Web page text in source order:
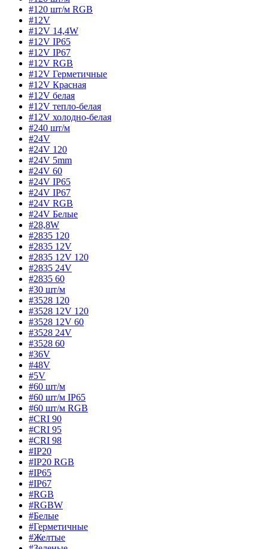
#120 шт/м RGB
#12V
#12V 14,4W
#12V IP65
#12V IP67
#12V RGB
#12V Герметичные
#12V Красная
#12V белая
#12V тепло-белая
#12V холодно-белая
#240 шт/м
#24V
#24V 120
#24V 5mm
#24V 60
#24V IP65
#24V IP67
#24V RGB
#24V Белые
#28,8W
#2835 120
#2835 12V
#2835 12V 120
#2835 24V
#2835 60
#30 шт/м
#3528 120
#3528 12V 120
#3528 12V 60
#3528 24V
#3528 60
#36V
#48V
#5V
#60 шт/м
#60 шт/м IP65
#60 шт/м RGB
#CRI 90
#CRI 95
#CRI 98
#IP20
#IP20 RGB
#IP65
#IP67
#RGB
#RGBW
#Белые
#Герметичные
#Желтые